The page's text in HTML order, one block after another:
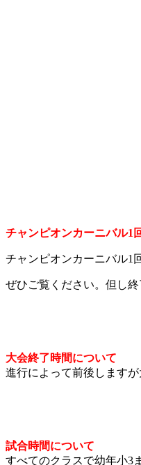
チャンピオンカーニバル1
チャンピオンカーニバル1
ぜひご覧ください。但し
大会終了時間について
進行によって前後しますが
試合時間について
すべてのクラスで幼年小3